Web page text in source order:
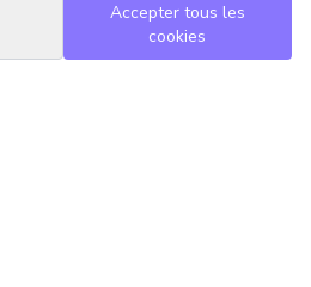
Accepter tous les
cookies